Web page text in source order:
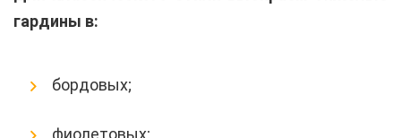
гардины в:
бордовых;
фиолетовых;